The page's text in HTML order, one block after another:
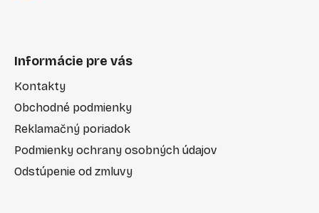
Informácie pre vás
Kontakty
Obchodné podmienky
Reklamačný poriadok
Podmienky ochrany osobných údajov
Odstúpenie od zmluvy